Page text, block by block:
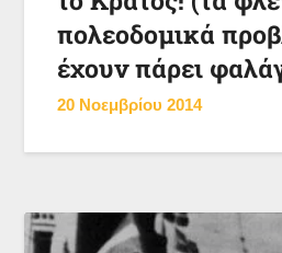
πολεοδομικά
έχουν πάρει
20 Νοεμβρίου 2014